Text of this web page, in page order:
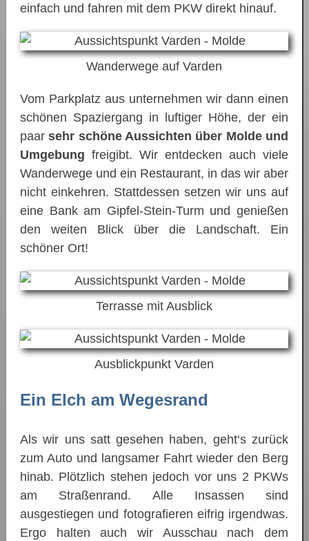
einfach und fahren mit dem PKW direkt hinauf.
Wanderwege auf Varden
Vom Parkplatz aus unternehmen wir dann einen
schönen Spaziergang in luftiger Höhe, der ein
paarsehr schöne Aussichten über Molde und
Umgebung freigibt. Wir entdecken auch viele
Wanderwege und ein Restaurant, in das wir aber
nicht einkehren. Stattdessen setzen wir uns auf
eine Bank am Gipfel-Stein-Turm und genießen
den weiten Blick über die Landschaft. Ein
schöner Ort!
Terrasse mit Ausblick
Ausblickpunkt Varden
Ein Elch am Wegesrand
Als wir uns satt gesehen haben, geht‘s zurück
zum Auto und langsamer Fahrt wieder den Berg
hinab. Plötzlich stehen jedoch vor uns 2 PKWs
am Straßenrand. Alle Insassen sind
ausgestiegen und fotografieren eifrig irgendwas.
Ergo halten auch wir Ausschau nach dem